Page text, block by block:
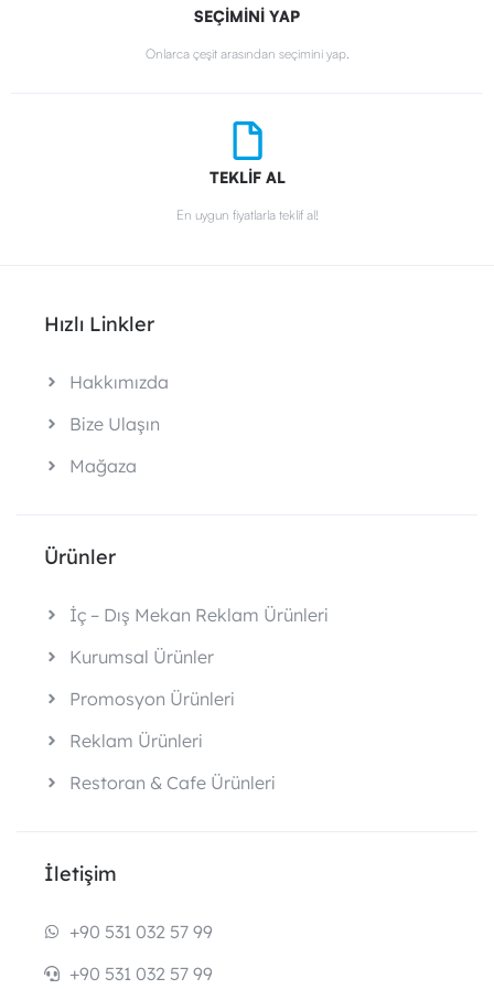
SEÇİMİNİ YAP
Onlarca çeşit arasından seçimini yap.
TEKLİF AL
En uygun fiyatlarla teklif al!
Hızlı Linkler
Hakkımızda
Bize Ulaşın
Mağaza
Ürünler
İç – Dış Mekan Reklam Ürünleri
Kurumsal Ürünler
Promosyon Ürünleri
Reklam Ürünleri
Restoran & Cafe Ürünleri
İletişim
+90 531 032 57 99
+90 531 032 57 99